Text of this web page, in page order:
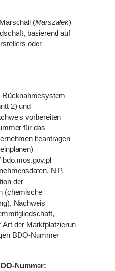
Marschall (Marszałek)
basierend auf
oder
Rücknahmesystem
2) und
vorbereiten
für das
beantragen
bdo.mos.gov.pl
NIP,
der
(chemische
Nachweis
Art der Marktplatzierun
BDO-Nummer
Nummer: